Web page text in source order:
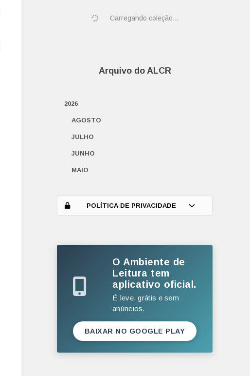
Carregando coleção...
Arquivo do ALCR
2026
AGOSTO
JULHO
JUNHO
MAIO
MARÇO
DEZEMBRO
NOVEMBRO
SETEMBRO
POLÍTICA DE PRIVACIDADE
O Ambiente de
Leitura tem
aplicativo oficial.
É leve, grátis e sem
anúncios.
BAIXAR NO GOOGLE PLAY